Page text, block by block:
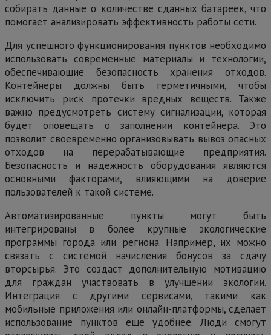
собирать данные о количестве сданных батареек, что
помогает анализировать эффективность работы сети.
Для успешного функционирования пунктов необходимо
использовать современные материалы и технологии,
обеспечивающие безопасность хранения отходов.
Контейнеры должны быть герметичными, чтобы
исключить риск протечки вредных веществ. Также
важно предусмотреть систему сигнализации, которая
будет оповещать о заполнении контейнера. Это
позволит своевременно организовывать вывоз опасных
отходов на перерабатывающие предприятия.
Безопасность и надежность оборудования являются
основными факторами, влияющими на доверие
пользователей к такой системе.
Автоматизированные пункты могут быть
интегрированы в более крупные экологические
программы города или региона. Например, их можно
связать с системой начисления бонусов за сдачу
вторсырья. Это создаст дополнительную мотивацию
для граждан участвовать в улучшении экологии.
Интеграция с другими сервисами, такими как
мобильные приложения или онлайн-платформы, сделает
использование пунктов еще удобнее. Люди смогут